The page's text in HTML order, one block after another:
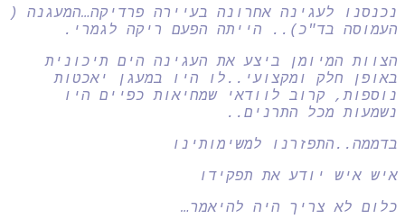
נכנסנו לעגינה אחרונה בעיירה פרדיקה…המעגנה (
העמוסה בד"כ).. הייתה הפעם ריקה לגמרי.
הצוות המיומן ביצע את העגינה הים תיכונית
באופן חלק ומקצועי..לו היו במעגן יאכטות
נוספות, קרוב לוודאי שמחיאות כפיים היו
נשמעות מכל התרנים..
בדממה..התפזרנו למשימותינו
איש איש יודע את תפקידו
כלום לא צריך היה להיאמר…